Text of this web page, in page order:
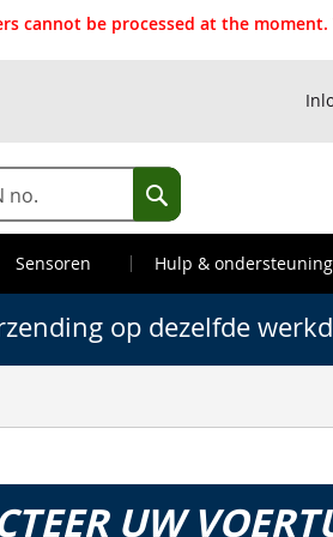
cannot be processed at the
Search
Sensoren Hulp & ondersteuning
op dezelfde
UW